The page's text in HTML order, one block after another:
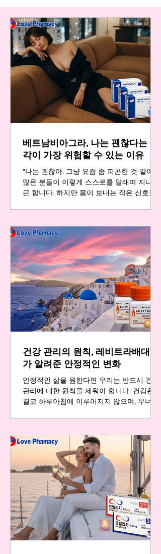
베트남비아그라, 나는 괜찮다는 생
각이 가장 위험할 수 있는 이유
"나는 괜찮아. 그냥 요즘 좀 피곤한 것 같아."
많은 분들이 이렇게 스스로를 달래며 지나치
곤 합니다. 하지만 몸이 보내는 작은 신호들
감, 그리고 혼자라고 느껴지는 쓸쓸함. 이러한
신호를 단순한 나이 탓이나 피로로 치부하고
넘기는 순간, 우리는 스스로를 가장 위험한
상황에 내몰고 있는지도 모릅니다. 진짜 문제
는 그 신호를 인정하지 않고 방치할 때 더 큰
변화로 찾아온다는 사실입니다. 오늘은 이 신
호를 이해하고 건강하게 대응하는 방법에 대
해 함께 생각해 보겠습니다. 혼자라고 느껴질
때, 이미 시작된 변화 많은 분들이 연인이나
배우자와의 관계에서 예전 같지 않은 스테미
나와 정력으로 인해 고독이나 쓸쓸함을 느끼
단순한 육체적 교감을 넘어 서로의 사랑과 신
뢰를 확인하는 중요한 대화의 장입니다. 그런
건강 관리의 원칙, 레비트라배대지
가 알려준 안정적인 변화
안정적인 삶을 원한다면 우리는 반드시 건강
관리에 대한 원칙을 세워야 합니다. 건강은
결코 하루아침에 이루어지지 않으며, 무너지
전 같지 않은 체력과 활력은 어느 순간 자존
감 하락으로 이어지고, 이는 고독과 외로움을
부르며 연인관계에도 깊은 영향을 미칩니다.
어느 날 거울 속 자신의 모습에서 섹시한 매
력을 더 이상 느끼지 못할 때, 우리는 그제야
건강 관리의 중요성을 뼈저리게 깨닫게 됩니
다. 하지만 중요한 것은 그 깨달음이 늦지 않
았다는 사실입니다. 건강 관리는 결코 복잡하
거나 거창한 것이 아닙니다. 규칙적인 운동,
균형 잡힌 식사, 그리고 필요한 경우 현명한
선택을 통해 우리는 자신감을 되찾을 수 있습